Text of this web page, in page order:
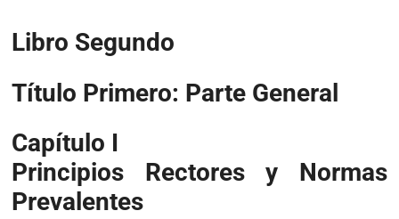
Libro Segundo
Título Primero: Parte General
Capítulo I
Principios Rectores y Normas
Prevalentes